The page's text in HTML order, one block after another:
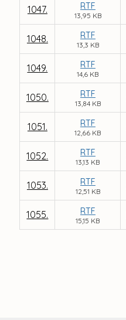
1047. RTF
13,95 KB
1048. RTF
13,3 KB
1049. RTF
14,6 KB
1050. RTF
13,84 KB
1051. RTF
12,66 KB
1052. RTF
13,13 KB
1053. RTF
12,51 KB
1055. RTF
15,15 KB